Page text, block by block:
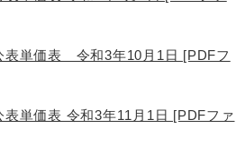
表単価表 令和3年10月1日 [PDFフ
表単価表 令和3年11月1日 [PDFファ